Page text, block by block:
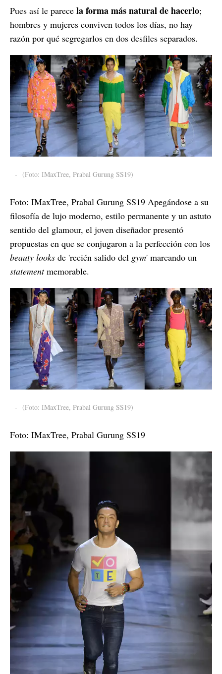
Pues así le parece la forma más natural de hacerlo;
hombres y mujeres conviven todos los días, no hay
razón por qué segregarlos en dos desfiles separados.
- (Foto: IMaxTree, Prabal Gurung SS19)
Foto: IMaxTree, Prabal Gurung SS19 Apegándose a su
filosofía de lujo moderno, estilo permanente y un astuto
sentido del glamour, el joven diseñador presentó
propuestas en que se conjugaron a la perfección con los
beauty looks de 'recién salido del gym' marcando un
statementmemorable.
- (Foto: IMaxTree, Prabal Gurung SS19)
Foto: IMaxTree, Prabal Gurung SS19